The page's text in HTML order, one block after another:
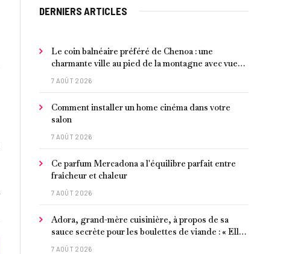
DERNIERS ARTICLES
Le coin balnéaire préféré de Chenoa : une
charmante ville au pied de la montagne avec vue
sur la Méditerranée, bon poisson et criques
7 AOÛT 2026
Comment installer un home cinéma dans votre
salon
7 AOÛT 2026
Ce parfum Mercadona a l'équilibre parfait entre
fraîcheur et chaleur
7 AOÛT 2026
Adora, grand-mère cuisinière, à propos de sa
sauce secrète pour les boulettes de viande : « Elle
contient un peu de curcuma, du poivre, une
7 AOÛT 2026